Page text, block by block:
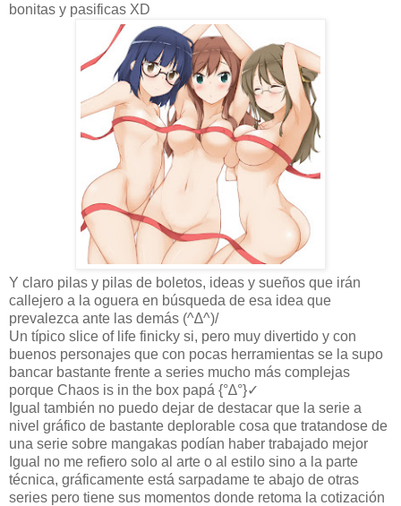
bonitas y pasificas XD
Y claro pilas y pilas de boletos, ideas y sueños que irán
callejero a la oguera en búsqueda de esa idea que
prevalezca ante las demás (^∆^)/
Un típico slice of life finicky si, pero muy divertido y con
buenos personajes que con pocas herramientas se la supo
bancar bastante frente a series mucho más complejas
porque Chaos is in the box papá {°∆°}✓
Igual también no puedo dejar de destacar que la serie a
nivel gráfico de bastante deplorable cosa que tratandose de
una serie sobre mangakas podían haber trabajado mejor
Igual no me refiero solo al arte o al estilo sino a la parte
técnica, gráficamente está sarpadame te abajo de otras
series pero tiene sus momentos donde retoma la cotización